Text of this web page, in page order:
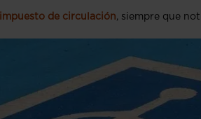
impuesto de circulación, siempre que